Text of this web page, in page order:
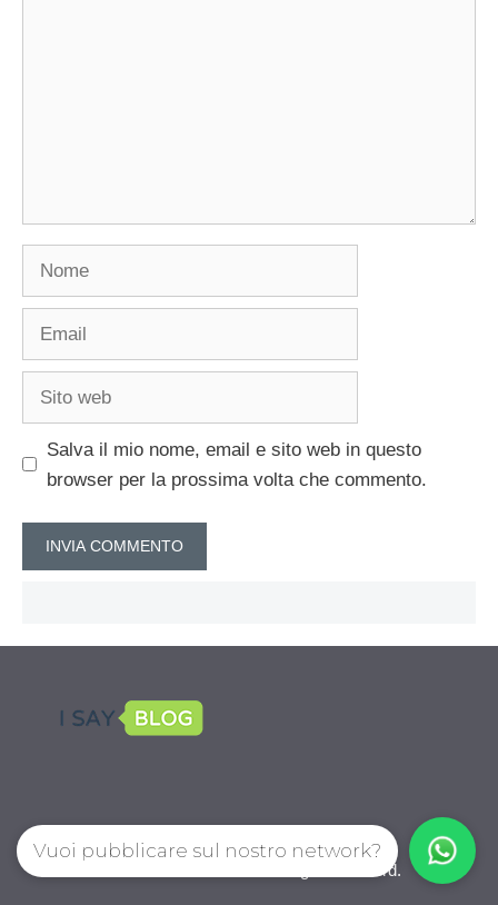
Salva il mio nome, email e sito web in questo
browser per la prossima volta che commento.
CalcioPro.com © 2026. All right reserverd.
Vuoi pubblicare sul nostro network?